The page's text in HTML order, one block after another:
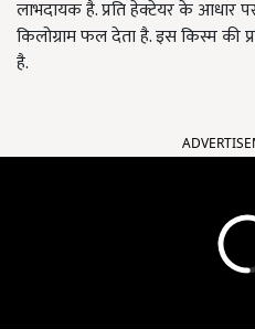
लाभदायक है. प्रति हेक्टेयर के आधार
किलोग्राम फल देता है. इस किस्म की
है.